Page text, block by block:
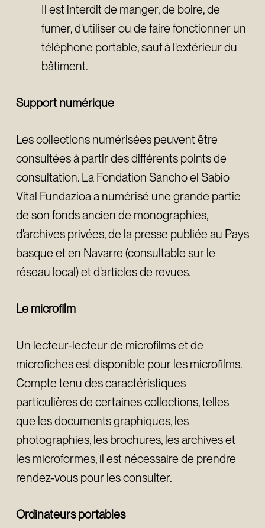
Il est interdit de manger, de boire, de
fumer, d'utiliser ou de faire fonctionner un
téléphone portable, sauf à l'extérieur du
bâtiment.
Support numérique
Les collections numérisées peuvent être
consultées à partir des différents points de
consultation. La Fondation Sancho el Sabio
Vital Fundazioa a numérisé une grande partie
de son fonds ancien de monographies,
d'archives privées, de la presse publiée au Pays
basque et en Navarre (consultable sur le
réseau local) et d'articles de revues.
Le microfilm
Un lecteur-lecteur de microfilms et de
microfiches est disponible pour les microfilms.
Compte tenu des caractéristiques
particulières de certaines collections, telles
que les documents graphiques, les
photographies, les brochures, les archives et
les microformes, il est nécessaire de prendre
rendez-vous pour les consulter.
Ordinateurs portables